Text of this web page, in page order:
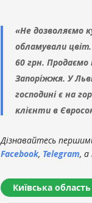
«Не дозволяємо
обламували
60 грн. Продаємо
Запоріжжя. У
господині є на
клієнти в
Дізнавайтесь
Facebook, Telegram, а
Київська область